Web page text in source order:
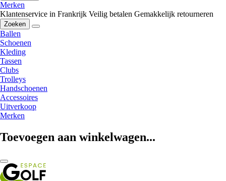
Merken
Klantenservice in Frankrijk Veilig betalen Gemakkelijk retourneren
Zoeken
Ballen
Schoenen
Kleding
Tassen
Clubs
Trolleys
Handschoenen
Accessoires
Uitverkoop
Merken
Toevoegen aan winkelwagen...